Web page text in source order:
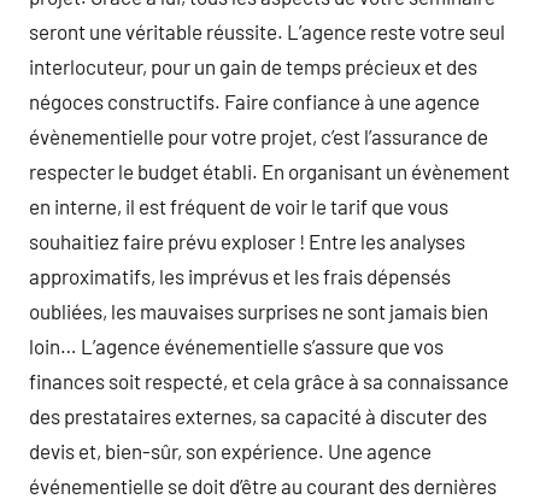
seront une véritable réussite. L’agence reste votre seul
interlocuteur, pour un gain de temps précieux et des
négoces constructifs. Faire confiance à une agence
évènementielle pour votre projet, c’est l’assurance de
respecter le budget établi. En organisant un évènement
en interne, il est fréquent de voir le tarif que vous
souhaitiez faire prévu exploser ! Entre les analyses
approximatifs, les imprévus et les frais dépensés
oubliées, les mauvaises surprises ne sont jamais bien
loin… L’agence événementielle s’assure que vos
finances soit respecté, et cela grâce à sa connaissance
des prestataires externes, sa capacité à discuter des
devis et, bien-sûr, son expérience. Une agence
événementielle se doit d’être au courant des dernières